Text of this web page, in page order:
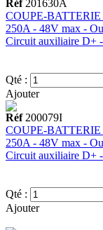
Réf201630A
COUPE-
250A - 48V max -
Circuit auxiliaire D+
Qté :
Ajouter
Réf200079I
COUPE-
250A - 48V max -
Circuit auxiliaire D+
Qté :
Ajouter